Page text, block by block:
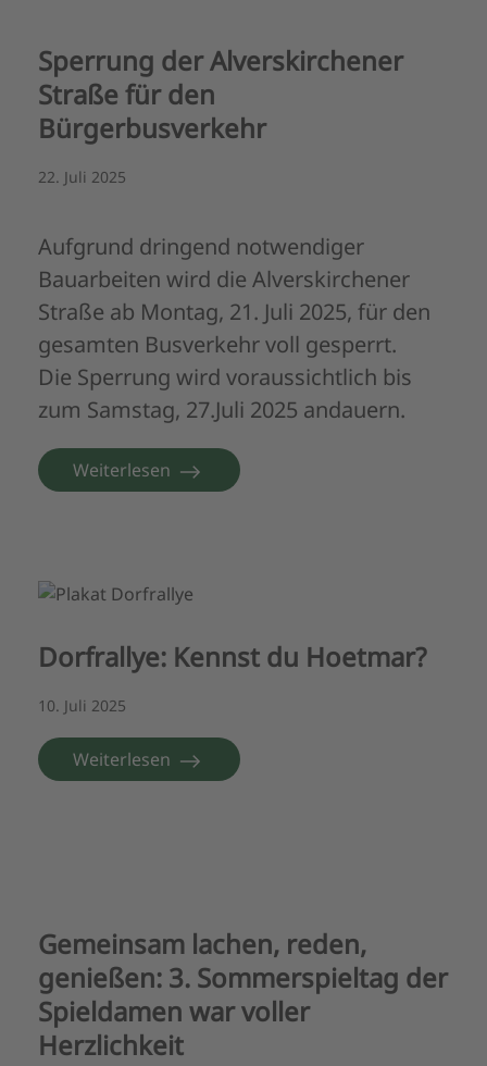
Sperrung der Alverskirchener
Straße für den
Bürgerbusverkehr
22. Juli 2025
Aufgrund dringend notwendiger
Bauarbeiten wird die Alverskirchener
Straße ab Montag, 21. Juli 2025, für den
gesamten Busverkehr voll gesperrt.
Die Sperrung wird voraussichtlich bis
zum Samstag, 27.Juli 2025 andauern.
Weiterlesen
Dorfrallye: Kennst du Hoetmar?
10. Juli 2025
Weiterlesen
Gemeinsam lachen, reden,
genießen: 3. Sommerspieltag der
Spieldamen war voller
Herzlichkeit